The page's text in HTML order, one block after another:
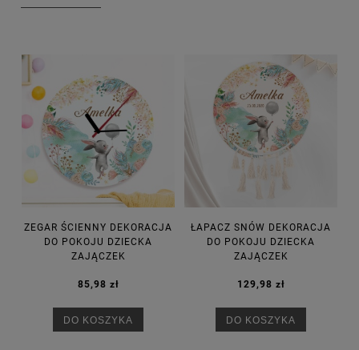
ZEGAR ŚCIENNY DEKORACJA
DO POKOJU DZIECKA
ZAJĄCZEK
85,98 zł
DO KOSZYKA
ŁAPACZ SNÓW DEKORACJA
DO POKOJU DZIECKA
ZAJĄCZEK
129,98 zł
DO KOSZYKA